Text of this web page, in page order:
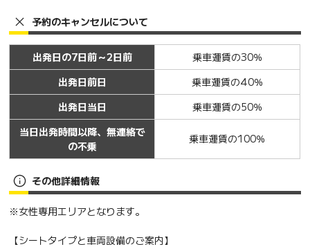
予約のキャンセルについて
出発日の7日前～2日前
乗車運賃の30％
出発日前日
乗車運賃の40％
出発日当日
乗車運賃の50％
当日出発時間以降、無連絡で
の不乗
乗車運賃の100％
その他詳細情報
※女性専用エリアとなります。
【シートタイプと車両設備のご案内】